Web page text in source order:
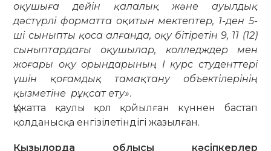
оқушыға дейін қалалық және ауылдық
дәстүрлі форматта оқитын мектептер, 1-ден 5-
ші сыныпты қоса алғанда, оқу бітіретін 9, 11 (12)
сыныптардағы оқушылар, колледждер мен
жоғары оқу орындарының І курс студенттері
үшін қоғамдық тамақтану объектілерінің
қызметіне рұқсат ету».
Құжатта қаулы қол қойылған күннен бастап
қолданысқа енгізілетіндігі жазылған.
Қызылорда облысы кәсіпкерлер